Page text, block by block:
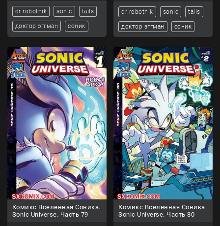
dr robotnik sonic tails
доктор эггман соник
dr robotnik sonic tails
доктор эггман соник
Комикс Вселенная Соника.
Sonic Universe. Часть 79
Комикс Вселенная Соника.
Sonic Universe. Часть 80